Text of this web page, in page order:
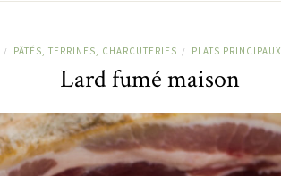
/ PÂTÉS, TERRINES, CHARCUTERIES / PLATS PRINCIPAUX
Lard fumé maison